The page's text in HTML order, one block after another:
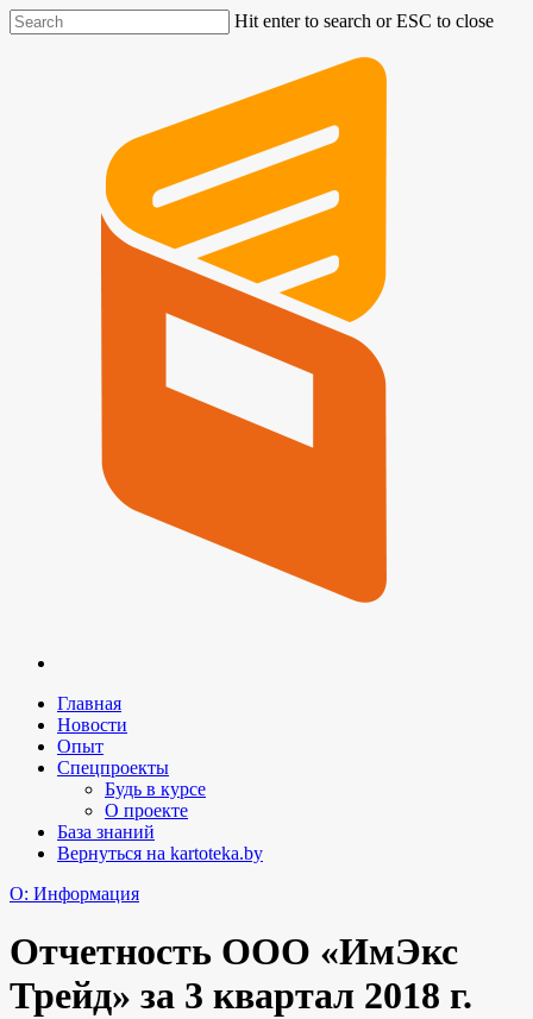
Hit enter to search or ESC to close
Главная
Новости
Опыт
Спецпроекты
Будь в курсе
О проекте
База знаний
Вернуться на kartoteka.by
O: Информация
Отчетность ООО «ИмЭкс
Трейд» за 3 квартал 2018 г.